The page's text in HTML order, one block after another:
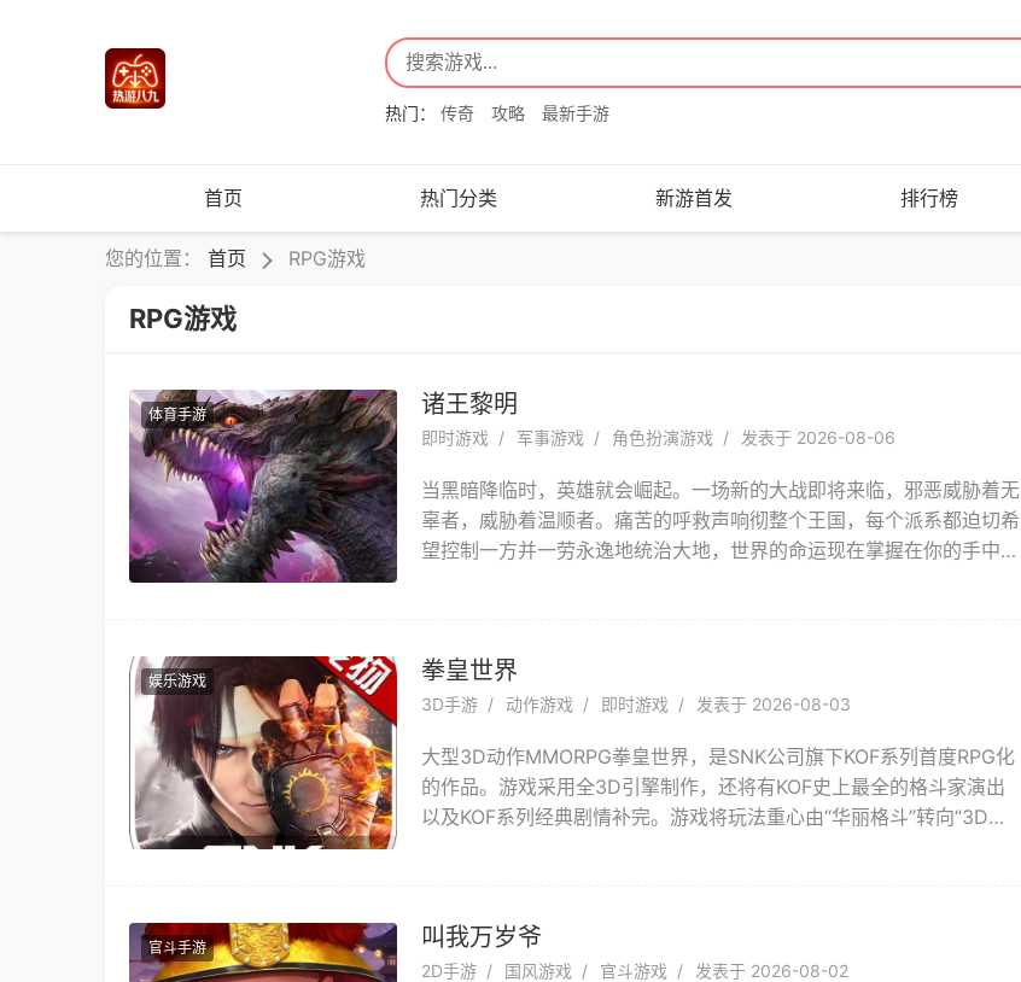
热门： 传奇 攻略 最新手游
首页 热门分类 新游首发 排行榜
您的位置： 首页 RPG游戏
RPG游戏
体育手游 诸王黎明
即时游戏 军事游戏 角色扮演游戏 发表于 2026-08-06
当黑暗降临时，英雄就会崛起。一场新的大战即将来临，邪恶威胁着无
辜者，威胁着温顺者。痛苦的呼救声响彻整个王国，每个派系都迫切希
望控制一方并一劳永逸地统治大地，世界的命运现在掌握在你的手中。
娱乐游戏 拳皇世界
3D手游 动作游戏 即时游戏 发表于 2026-08-03
大型3D动作MMORPG拳皇世界，是SNK公司旗下KOF系列首度RPG化
的作品。游戏采用全3D引擎制作，还将有KOF史上最全的格斗家演出
以及KOF系列经典剧情补完。游戏将玩法重心由“华丽格斗”转向“3D全
官斗手游 叫我万岁爷
2D手游 国风游戏 官斗游戏 发表于 2026-08-02